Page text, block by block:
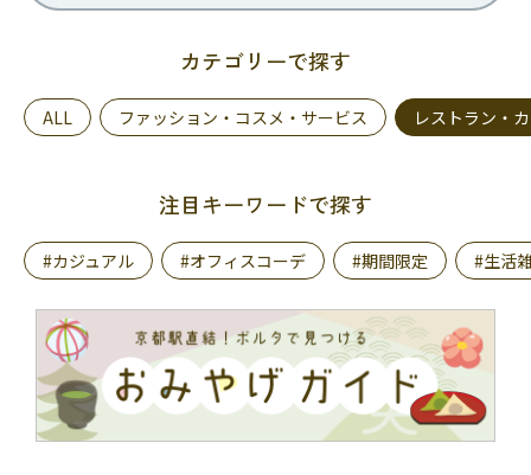
カテゴリーで探す
ALL ファッション・コスメ・サービス レストラン・
注目キーワードで探す
#カジュアル #オフィスコーデ #期間限定 #生活